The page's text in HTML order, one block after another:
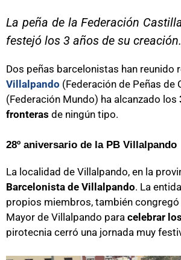
La peña de la Federación
festejó los 3 años de su creación.
Dos peñas barcelonistas han reunido
Villalpando (Federación de Peñas de
(Federación Mundo) ha alcanzado los
fronteras de ningún tipo.
28º aniversario de la PB Villalpando
La localidad de Villalpando, en la
Barcelonista de Villalpando. La
propios miembros, también
Mayor de Villalpando para celebrar
pirotecnia cerró una jornada muy